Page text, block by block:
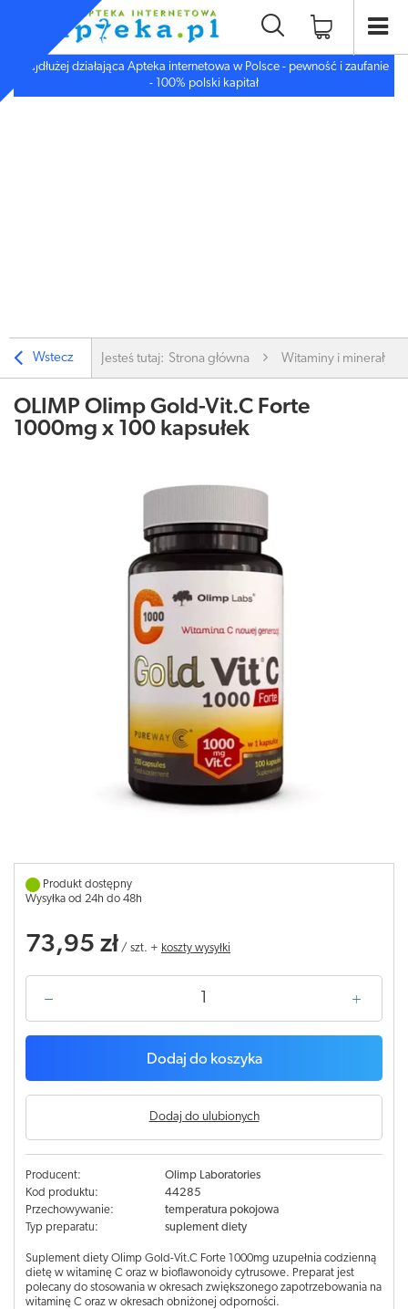
Najdłużej działająca Apteka internetowa w Polsce - pewność i zaufanie
- 100% polski kapitał
Wstecz Jesteś tutaj: Strona główna Witaminy i minerały
OLIMP Olimp Gold-Vit.C Forte
1000mg x 100 kapsułek
Produkt dostępny
Wysyłka od 24h do 48h
73,95 zł / szt. + koszty wysyłki
Dodaj do koszyka
Dodaj do ulubionych
Producent:
Olimp Laboratories
Kod produktu:
44285
Przechowywanie:
temperatura pokojowa
Typ preparatu:
suplement diety
Suplement diety Olimp Gold-Vit.C Forte 1000mg uzupełnia codzienną
dietę w witaminę C oraz w bioflawonoidy cytrusowe. Preparat jest
polecany do stosowania w okresach zwiększonego zapotrzebowania na
witaminę C oraz w okresach obniżonej odporności.